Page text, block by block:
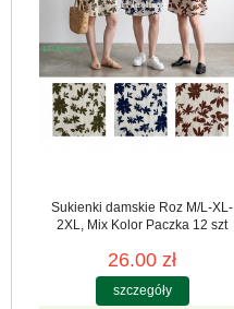
Sukienki damskie Roz M/L-XL-
2XL, Mix Kolor Paczka 12 szt
26.00 zł
szczegóły